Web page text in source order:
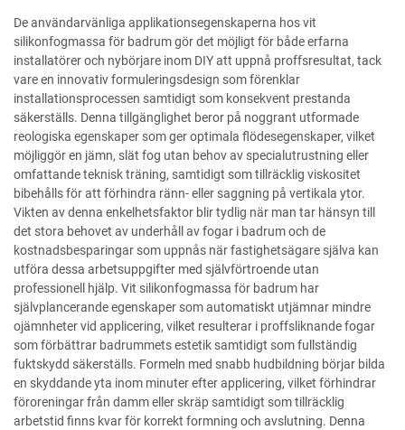
De användarvänliga applikationsegenskaperna hos vit
silikonfogmassa för badrum gör det möjligt för både erfarna
installatörer och nybörjare inom DIY att uppnå proffsresultat, tack
vare en innovativ formuleringsdesign som förenklar
installationsprocessen samtidigt som konsekvent prestanda
säkerställs. Denna tillgänglighet beror på noggrant utformade
reologiska egenskaper som ger optimala flödesegenskaper, vilket
möjliggör en jämn, slät fog utan behov av specialutrustning eller
omfattande teknisk träning, samtidigt som tillräcklig viskositet
bibehålls för att förhindra ränn- eller saggning på vertikala ytor.
Vikten av denna enkelhetsfaktor blir tydlig när man tar hänsyn till
det stora behovet av underhåll av fogar i badrum och de
kostnadsbesparingar som uppnås när fastighetsägare själva kan
utföra dessa arbetsuppgifter med självförtroende utan
professionell hjälp. Vit silikonfogmassa för badrum har
självplancerande egenskaper som automatiskt utjämnar mindre
ojämnheter vid applicering, vilket resulterar i proffsliknande fogar
som förbättrar badrummets estetik samtidigt som fullständig
fuktskydd säkerställs. Formeln med snabb hudbildning börjar bilda
en skyddande yta inom minuter efter applicering, vilket förhindrar
föroreningar från damm eller skräp samtidigt som tillräcklig
arbetstid finns kvar för korrekt formning och avslutning. Denna